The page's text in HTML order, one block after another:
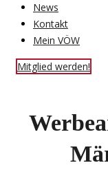
News
Kontakt
Mein VÖW
Mitglied werden!